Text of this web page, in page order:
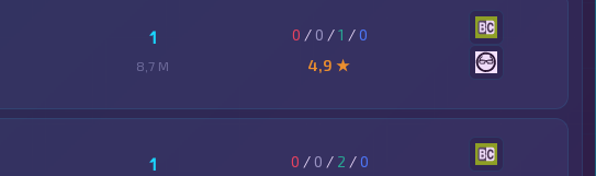
1
8,7 M
0 / 0 /1 /0
4,9 ★
1 0 / 0 / 2 /0